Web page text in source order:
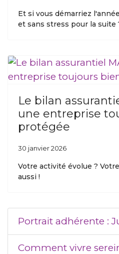
Et si vous démarriez
et sans stress pour la suite
Le bilan
une entreprise
protégée
30 janvier 2026
Votre activité évolue ?
aussi !
Portrait adhérente :
Comment vivre